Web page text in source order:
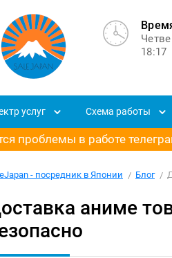
18:17
услуг Схема работы
проблемы в работе
- посредник в Японии Блог
аниме